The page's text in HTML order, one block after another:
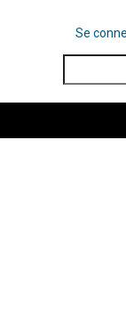
MENU
DE
Se